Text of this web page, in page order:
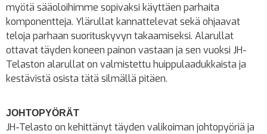
myötä sääoloihimme sopivaksi käyttäen parhaita
komponentteja. Ylärullat kannattelevat sekä ohjaavat
teloja parhaan suorituskyvyn takaamiseksi. Alarullat
ottavat täyden koneen painon vastaan ja sen vuoksi JH-
Telaston alarullat on valmistettu huippulaadukkaista ja
kestävistä osista tätä silmällä pitäen.
JOHTOPYÖRÄT
JH-Telasto on kehittänyt täyden valikoiman johtopyöriä ja